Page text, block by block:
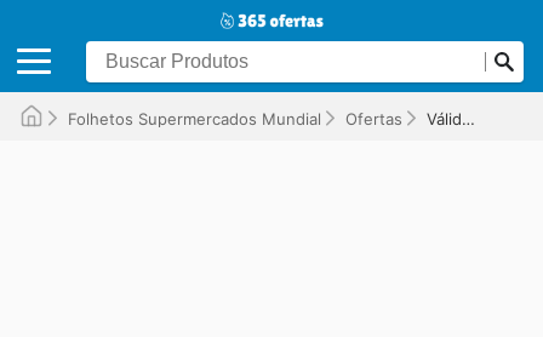
Folhetos Supermercados Mundial Ofertas Válido até 16/10/2025